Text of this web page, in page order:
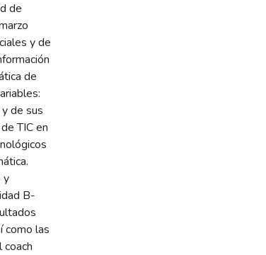
de
y de
de
de sus
TIC en
y
B-
como las